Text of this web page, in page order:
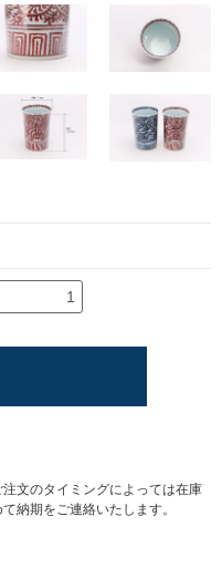
文のタイミングによっては在庫
納期をご連絡いたします。